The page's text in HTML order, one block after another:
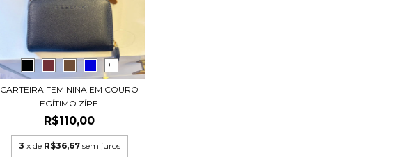
+1
CARTEIRA FEMININA EM COURO
LEGÍTIMO ZÍPE...
R$110,00
3 x de R$36,67 sem juros